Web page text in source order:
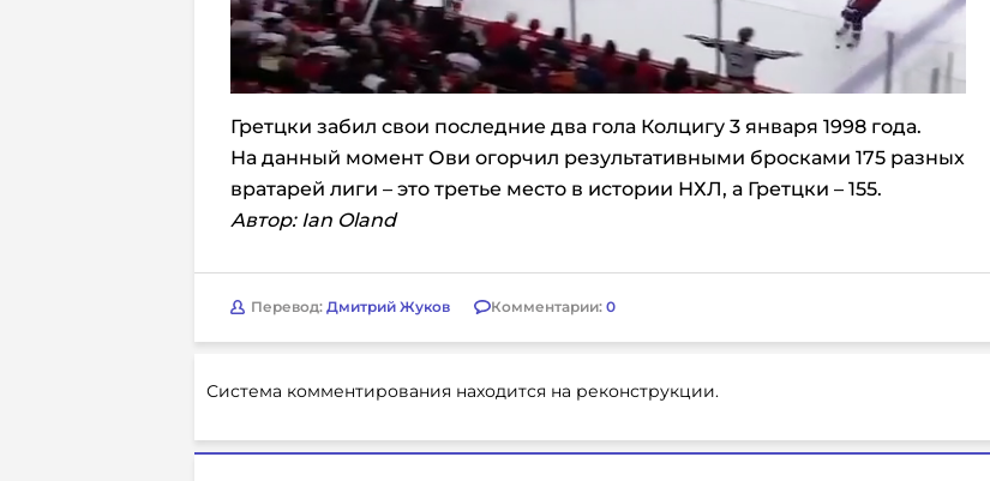
Гретцки забил свои последние два гола Колцигу 3 января 1998 года.
На данный момент Ови огорчил результативными бросками 175 разных
вратарей лиги – это третье место в истории НХЛ, а Гретцки – 155.
Автор: Ian Oland
Перевод: Дмитрий Жуков Комментарии: 0
Система комментирования находится на реконструкции.